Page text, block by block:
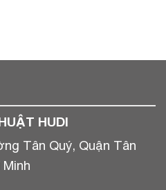
HUDI
Tân Quý, Quận Tân